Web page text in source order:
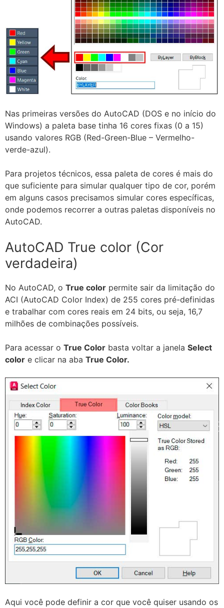
Nas primeiras versões do AutoCAD (DOS e no início do
Windows) a paleta base tinha 16 cores fixas (0 a 15)
usando valores RGB (Red-Green-Blue – Vermelho-
verde-azul).
Para projetos técnicos, essa paleta de cores é mais do
que suficiente para simular qualquer tipo de cor, porém
em alguns casos precisamos simular cores específicas,
onde podemos recorrer a outras paletas disponíveis no
AutoCAD.
AutoCAD True color (Cor
verdadeira)
No AutoCAD, o True color permite sair da limitação do
ACI (AutoCAD Color Index) de 255 cores pré-definidas
e trabalhar com cores reais em 24 bits, ou seja, 16,7
milhões de combinações possíveis.
Para acessar o True Color basta voltar a janela Select
color e clicar na aba True Color.
Aqui você pode definir a cor que você quiser usando os